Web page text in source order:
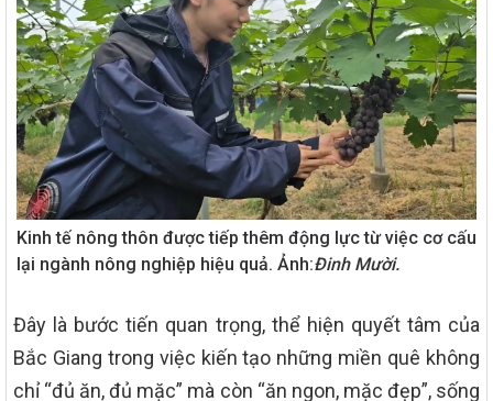
Kinh tế nông thôn được tiếp thêm động lực từ việc cơ cấu
lại ngành nông nghiệp hiệu quả. Ảnh:Đinh Mười.
Đây là bước tiến quan trọng, thể hiện quyết tâm của
Bắc Giang trong việc kiến tạo những miền quê không
chỉ “đủ ăn, đủ mặc” mà còn “ăn ngon, mặc đẹp”, sống